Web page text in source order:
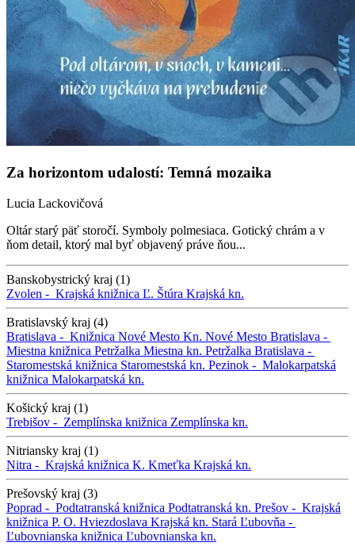
Za horizontom udalostí: Temná mozaika
Lucia Lackovičová
Oltár starý päť storočí. Symboly polmesiaca. Gotický chrám a v
ňom detail, ktorý mal byť objavený práve ňou...
Banskobystrický kraj (1)
Zvolen - Krajská knižnica Ľ. Štúra Krajská kn.
Bratislavský kraj (4)
Bratislava - Knižnica Nové Mesto Kn. Nové Mesto Bratislava -
Miestna knižnica Petržalka Miestna kn. Petržalka Bratislava -
Staromestská knižnica Staromestská kn. Pezinok - Malokarpatská
knižnica Malokarpatská kn.
Košický kraj (1)
Trebišov - Zemplínska knižnica Zemplínska kn.
Nitriansky kraj (1)
Nitra - Krajská knižnica K. Kmeťka Krajská kn.
Prešovský kraj (3)
Poprad - Podtatranská knižnica Podtatranská kn. Prešov - Krajská
knižnica P. O. Hviezdoslava Krajská kn. Stará Ľubovňa -
Ľubovnianska knižnica Ľubovnianska kn.